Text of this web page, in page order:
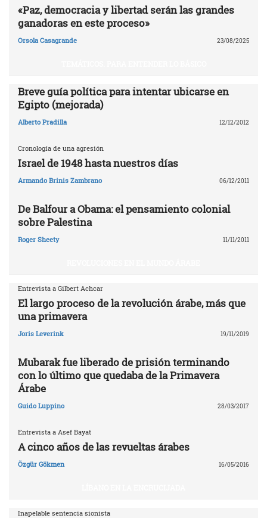
«Paz, democracia y libertad serán las grandes
ganadoras en este proceso»
Orsola Casagrande 23/08/2025
Breve guía política para intentar ubicarse en
Egipto (mejorada)
Alberto Pradilla 12/12/2012
Cronología de una agresión
Israel de 1948 hasta nuestros días
Armando Brinis Zambrano 06/12/2011
De Balfour a Obama: el pensamiento colonial
sobre Palestina
Roger Sheety 11/11/2011
Entrevista a Gilbert Achcar
El largo proceso de la revolución árabe, más que
una primavera
Joris Leverink 19/11/2019
Mubarak fue liberado de prisión terminando
con lo último que quedaba de la Primavera
Árabe
Guido Luppino 28/03/2017
Entrevista a Asef Bayat
A cinco años de las revueltas árabes
Özgür Gökmen 16/05/2016
Inapelable sentencia sionista